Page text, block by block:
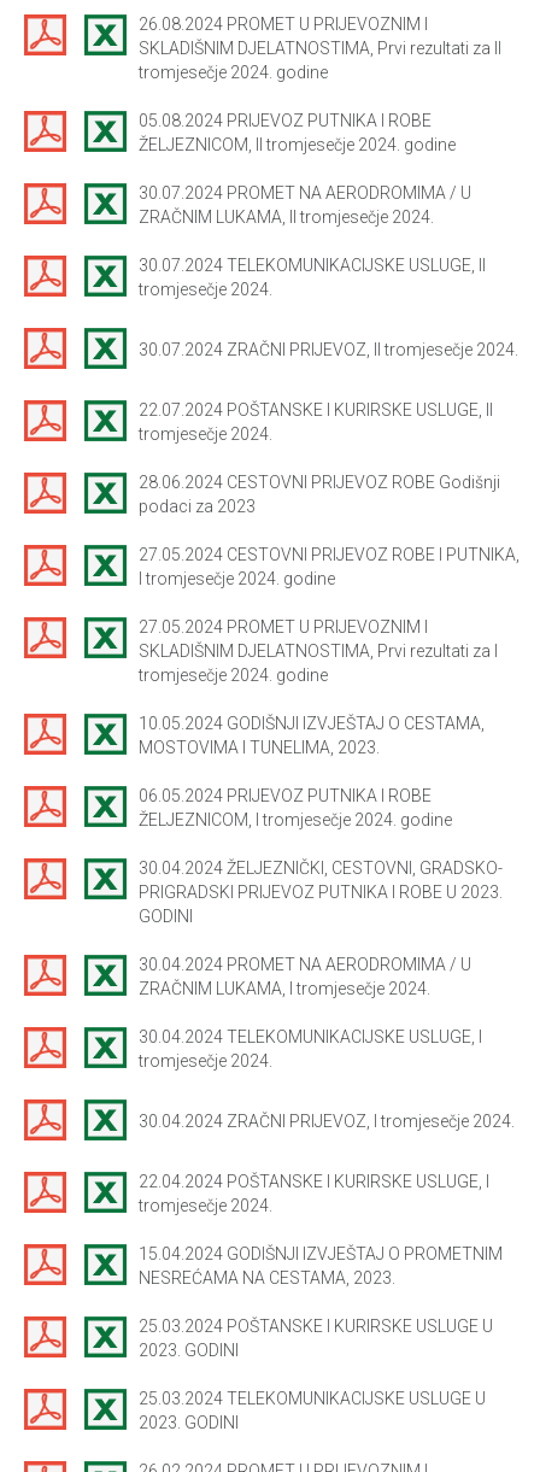
26.08.2024 PROMET U PRIJEVOZNIM I
SKLADIŠNIM DJELATNOSTIMA, Prvi rezultati za II
tromjesečje 2024. godine
05.08.2024 PRIJEVOZ PUTNIKA I ROBE
ŽELJEZNICOM, II tromjesečje 2024. godine
30.07.2024 PROMET NA AERODROMIMA / U
ZRAČNIM LUKAMA, II tromjesečje 2024.
30.07.2024 TELEKOMUNIKACIJSKE USLUGE, II
tromjesečje 2024.
30.07.2024 ZRAČNI PRIJEVOZ, II tromjesečje 2024.
22.07.2024 POŠTANSKE I KURIRSKE USLUGE, II
tromjesečje 2024.
28.06.2024 CESTOVNI PRIJEVOZ ROBE Godišnji
podaci za 2023
27.05.2024 CESTOVNI PRIJEVOZ ROBE I PUTNIKA,
I tromjesečje 2024. godine
27.05.2024 PROMET U PRIJEVOZNIM I
SKLADIŠNIM DJELATNOSTIMA, Prvi rezultati za I
tromjesečje 2024. godine
10.05.2024 GODIŠNJI IZVJEŠTAJ O CESTAMA,
MOSTOVIMA I TUNELIMA, 2023.
06.05.2024 PRIJEVOZ PUTNIKA I ROBE
ŽELJEZNICOM, I tromjesečje 2024. godine
30.04.2024 ŽELJEZNIČKI, CESTOVNI, GRADSKO-
PRIGRADSKI PRIJEVOZ PUTNIKA I ROBE U 2023.
GODINI
30.04.2024 PROMET NA AERODROMIMA / U
ZRAČNIM LUKAMA, I tromjesečje 2024.
30.04.2024 TELEKOMUNIKACIJSKE USLUGE, I
tromjesečje 2024.
30.04.2024 ZRAČNI PRIJEVOZ, I tromjesečje 2024.
22.04.2024 POŠTANSKE I KURIRSKE USLUGE, I
tromjesečje 2024.
15.04.2024 GODIŠNJI IZVJEŠTAJ O PROMETNIM
NESREĆAMA NA CESTAMA, 2023.
25.03.2024 POŠTANSKE I KURIRSKE USLUGE U
2023. GODINI
25.03.2024 TELEKOMUNIKACIJSKE USLUGE U
2023. GODINI